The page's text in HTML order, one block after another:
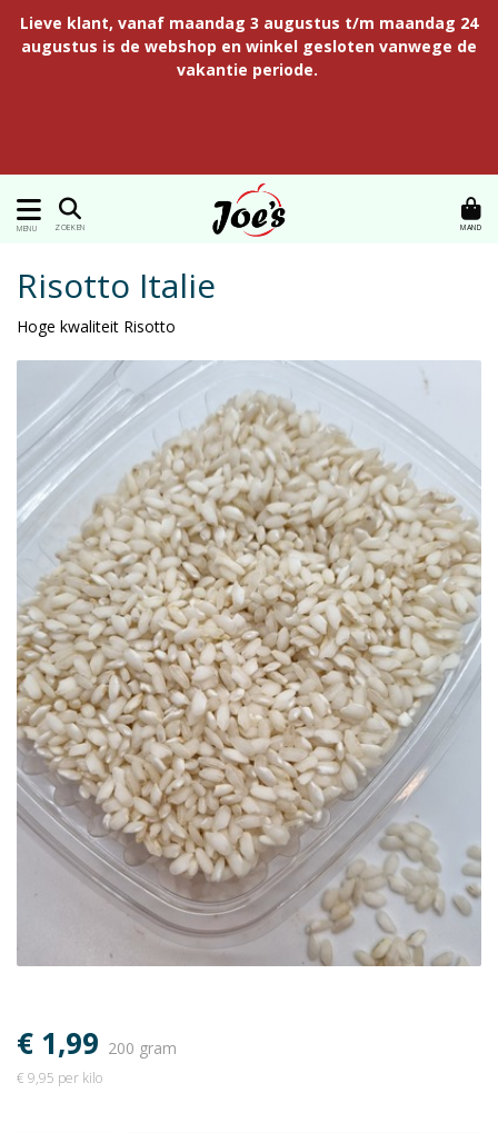
Lieve klant, vanaf maandag 3 augustus t/m maandag 24
augustus is de webshop en winkel gesloten vanwege de
vakantie periode.
MENU ZOEKEN MAND
Risotto Italie
Hoge kwaliteit Risotto
€ 1,99 200 gram
€ 9,95 per kilo